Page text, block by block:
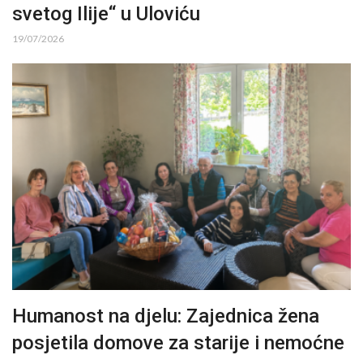
svetog Ilije“ u Uloviću
19/07/2026
Humanost na djelu: Zajednica žena
posjetila domove za starije i nemoćne